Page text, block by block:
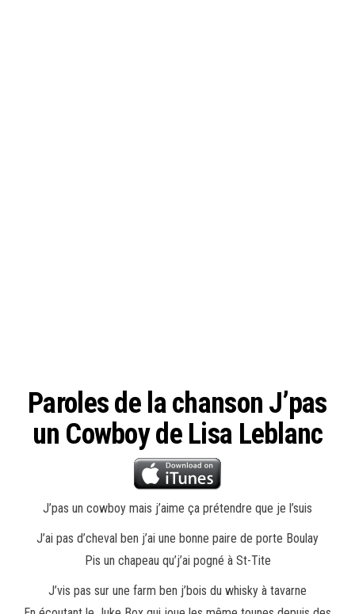
Paroles de la chanson J’pas
un Cowboy de Lisa Leblanc
J’pas un cowboy mais j’aime ça prétendre que je l’suis
J’ai pas d’cheval ben j’ai une bonne paire de porte Boulay
Pis un chapeau qu’j’ai pogné à St-Tite
J’vis pas sur une farm ben j’bois du whisky à tavarne